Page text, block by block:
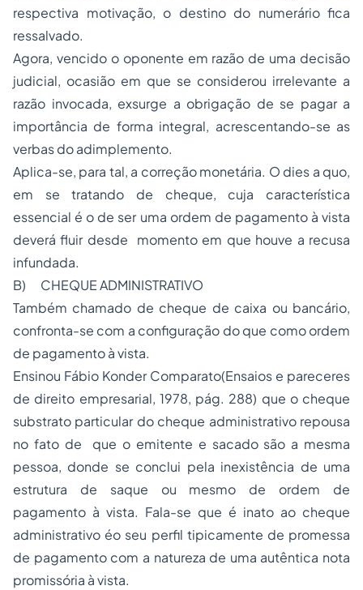
respectiva motivação, o destino do numerário fica
ressalvado.
Agora, vencido o oponente em razão de uma decisão
judicial, ocasião em que se considerou irrelevante a
razão invocada, exsurge a obrigação de se pagar a
importância de forma integral, acrescentando-se as
verbas do adimplemento.
Aplica-se, para tal, a correção monetária. O dies a quo,
em se tratando de cheque, cuja característica
essencial é o de ser uma ordem de pagamento à vista
deverá fluir desde momento em que houve a recusa
infundada.
B) CHEQUE ADMINISTRATIVO
Também chamado de cheque de caixa ou bancário,
confronta-se com a configuração do que como ordem
de pagamento à vista.
Ensinou Fábio Konder Comparato(Ensaios e pareceres
de direito empresarial, 1978, pág. 288) que o cheque
substrato particular do cheque administrativo repousa
no fato de que o emitente e sacado são a mesma
pessoa, donde se conclui pela inexistência de uma
estrutura de saque ou mesmo de ordem de
pagamento à vista. Fala-se que é inato ao cheque
administrativo éo seu perfil tipicamente de promessa
de pagamento com a natureza de uma autêntica nota
promissória à vista.